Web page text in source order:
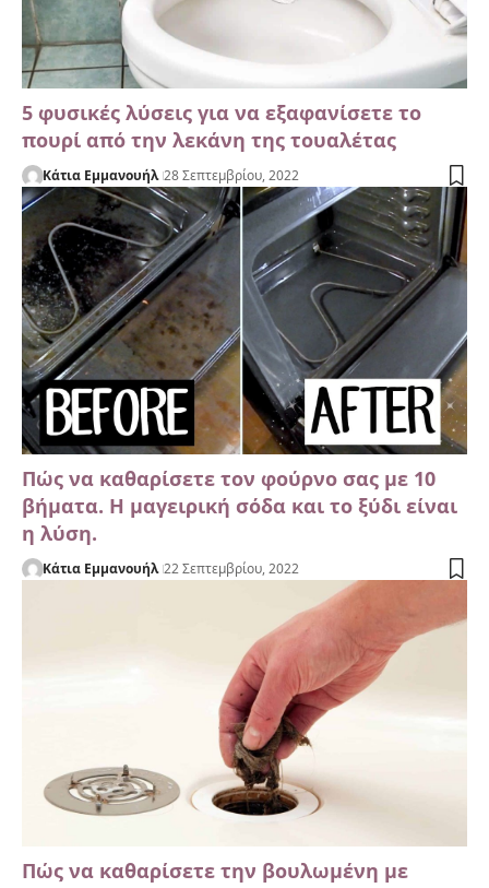
5 φυσικές λύσεις για να εξαφανίσετε το
πουρί από την λεκάνη της τουαλέτας
Κάτια Εμμανουήλ 28 Σεπτεμβρίου, 2022
Πώς να καθαρίσετε τον φούρνο σας με 10
βήματα. Η μαγειρική σόδα και το ξύδι είναι
η λύση.
Κάτια Εμμανουήλ 22 Σεπτεμβρίου, 2022
Πώς να καθαρίσετε την βουλωμένη με